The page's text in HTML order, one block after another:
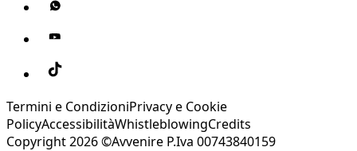
Termini e CondizioniPrivacy e Cookie
PolicyAccessibilitàWhistleblowingCredits
Copyright 2026 ©Avvenire P.Iva 00743840159